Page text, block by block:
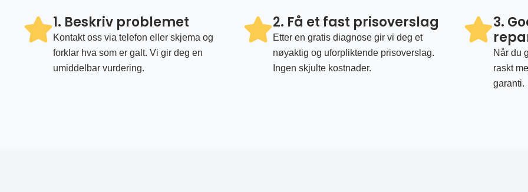
1. Beskriv problemet
Kontakt oss via telefon eller skjema og
forklar hva som er galt. Vi gir deg en
umiddelbar vurdering.
2. Få et fast prisoverslag
Etter en gratis diagnose gir vi deg et
nøyaktig og uforpliktende prisoverslag.
Ingen skjulte kostnader.
3.
Når du
raskt
garanti.